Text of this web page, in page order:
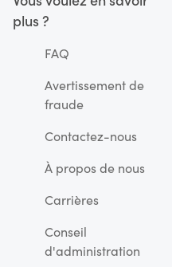
plus ?
FAQ
Avertissement de
fraude
Contactez-nous
À propos de nous
Carrières
Conseil
d'administration